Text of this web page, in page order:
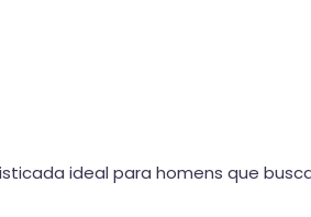
ideal para homens que